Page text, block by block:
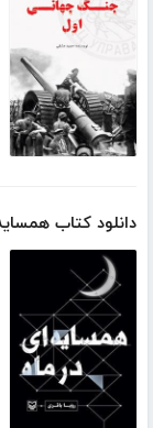
دانلود کتاب